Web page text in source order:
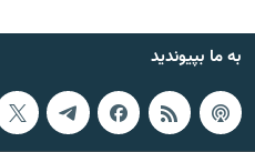
به ما بپیوندید